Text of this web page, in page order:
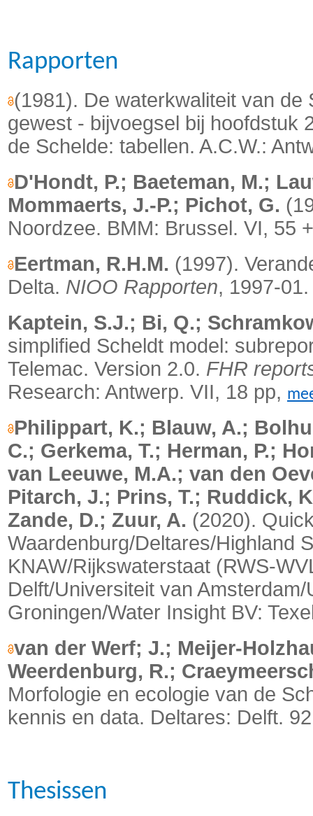
Rapporten
(1981). De waterkwaliteit van de
gewest - bijvoegsel bij hoofdstuk
de Schelde: tabellen. A.C.W.:
D'Hondt, P.; Baeteman, M.;
Mommaerts, J.-P.; Pichot, G.
Noordzee. BMM: Brussel. VI, 55
Eertman, R.H.M. (1997).
Delta. NIOO Rapporten, 1997-
Kaptein, S.J.; Bi, Q.;
simplified Scheldt model:
Telemac. Version 2.0. FHR
Research: Antwerp. VII, 18 pp,
Philippart, K.; Blauw, A.;
C.; Gerkema, T.; Herman, P.;
van Leeuwe, M.A.; van den
Pitarch, J.; Prins, T.; Ruddick,
Zande, D.; Zuur, A. (2020).
Waardenburg/Deltares/Highland
KNAW/Rijkswaterstaat (RWS-
Delft/Universiteit van
Groningen/Water Insight BV:
van der Werf; J.; Meijer-
Weerdenburg, R.;
Morfologie en ecologie van de
kennis en data. Deltares: Delft.
Thesissen